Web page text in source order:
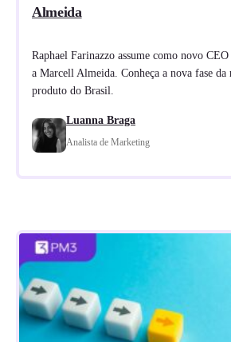
Almeida
Raphael Farinazzo assume como novo CEO
a Marcell Almeida. Conheça a nova fase da
produto do Brasil.
Luanna Braga
Analista de Marketing